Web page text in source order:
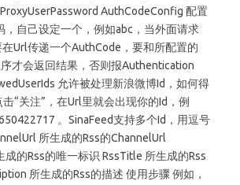
AuthCodeConfig 配置
，自己设定一个，例如abc，当外面请求
在Url传递一个AuthCode，要和所配置的
序才会返回结果，否则报Authentication
允许被处理新浪微博Id，如何得
“关注”，在Url里就会出现你的Id，例
。SinaFeed支持多个Id，用逗号
所生成的Rss的ChannelUrl
成的Rss的唯一标识 RssTitle 所生成的Rss
所生成的Rss的描述 使用步骤 例如，